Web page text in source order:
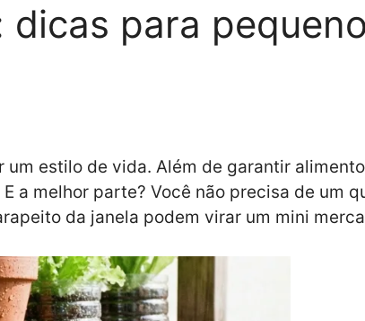
para
estilo de vida. Além de garantir
a melhor parte? Você não precisa de um
da janela podem virar um mini